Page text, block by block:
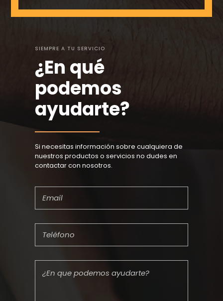
SIEMPRE A TU SERVICIO
¿En qué
podemos
ayudarte?
Si necesitas información sobre cualquiera de
nuestros productos o servicios no dudes en
contactar con nosotros.